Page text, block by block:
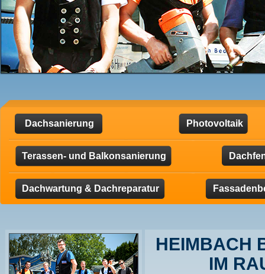
Dachsanierung Photovoltaik
Terassen- und Balkonsanierung
Dachwartung & Dachreparatur
HEIMBACH
IM